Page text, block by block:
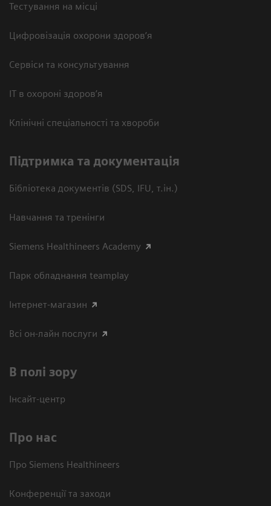
Тестування на місці
Цифровізація охорони здоров’я
Сервіси та консультування
ІТ в охороні здоров’я
Клінічні спеціальності та хвороби
Підтримка та документація
Бібліотека документів (SDS, IFU, т.ін.)
Навчання та тренінги
Siemens Healthineers Academy
Парк обладнання teamplay
Інтернет-магазин
Всі он-лайн послуги
В полі зору
Інсайт-центр
Про нас
Про Siemens Healthineers
Конференції та заходи